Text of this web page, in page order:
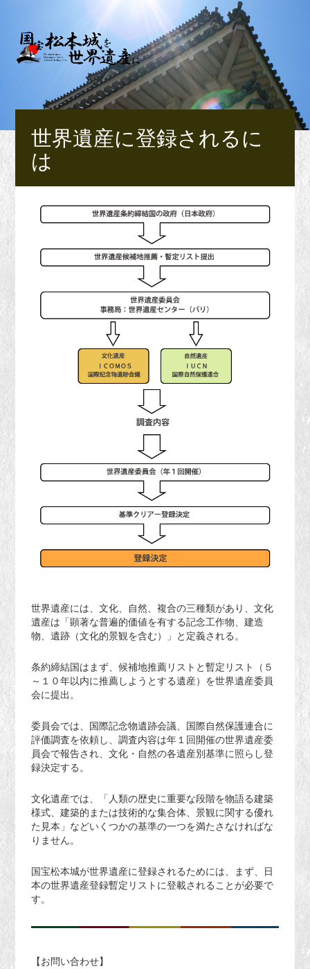
世界遺産に登録されるに
は
世界遺産には、文化、自然、複合の三種類があり、文化
遺産は「顕著な普遍的価値を有する記念工作物、建造
物、遺跡（文化的景観を含む）」と定義される。
条約締結国はまず、候補地推薦リストと暫定リスト（５
～１０年以内に推薦しようとする遺産）を世界遺産委員
会に提出。
委員会では、国際記念物遺跡会議、国際自然保護連合に
評価調査を依頼し、調査内容は年１回開催の世界遺産委
員会で報告され、文化・自然の各遺産別基準に照らし登
録決定する。
文化遺産では、「人類の歴史に重要な段階を物語る建築
様式、建築的または技術的な集合体、景観に関する優れ
た見本」などいくつかの基準の一つを満たさなければな
りません。
国宝松本城が世界遺産に登録されるためには、まず、日
本の世界遺産登録暫定リストに登載されることが必要で
す。
【お問い合わせ】